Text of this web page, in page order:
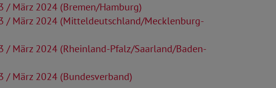
/ März 2024 (Bremen/Hamburg)
/ März 2024 (Mitteldeutschland/Mecklenburg-
/ März 2024 (Rheinland-Pfalz/Saarland/Baden-
/ März 2024 (Bundesverband)